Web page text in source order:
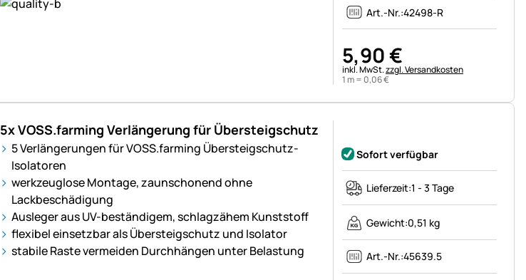
Art.-Nr.:42498-R
5,90€
Steuerhinweis:
inkl. MwSt.zzgl. Versandkosten
1 m = 0,06€
5x VOSS.farming Verlängerung für Übersteigschutz
5 Verlängerungen für VOSS.farming Übersteigschutz-
Isolatoren
werkzeuglose Montage, zaunschonend ohne
Lackbeschädigung
Ausleger aus UV-beständigem, schlagzähem Kunststoff
flexibel einsetzbar als Übersteigschutz und Isolator
stabile Raste vermeiden Durchhängen unter Belastung
Sofort verfügbar
Lieferzeit:1 - 3 Tage
Gewicht:0,51 kg
Art.-Nr.:45639.5